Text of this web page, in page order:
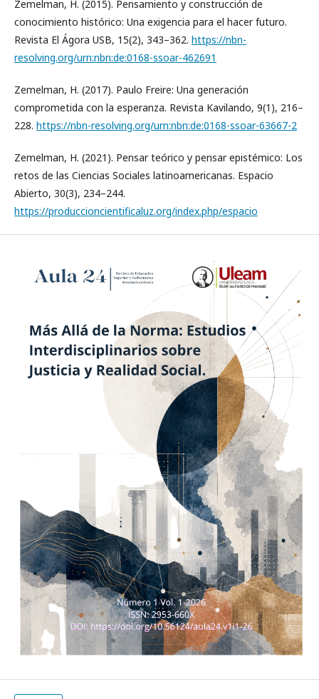
Zemelman, H. (2015). Pensamiento y construcción de
conocimiento histórico: Una exigencia para el hacer futuro.
Revista El Ágora USB, 15(2), 343–362. https://nbn-
resolving.org/urn:nbn:de:0168-ssoar-462691
Zemelman, H. (2017). Paulo Freire: Una generación
comprometida con la esperanza. Revista Kavilando, 9(1), 216–
228. https://nbn-resolving.org/urn:nbn:de:0168-ssoar-63667-2
Zemelman, H. (2021). Pensar teórico y pensar epistémico: Los
retos de las Ciencias Sociales latinoamericanas. Espacio
Abierto, 30(3), 234–244.
https://produccioncientificaluz.org/index.php/espacio